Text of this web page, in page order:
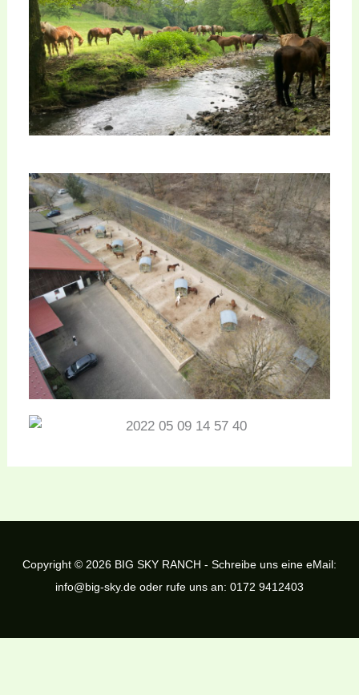
Copyright © 2026 BIG SKY RANCH - Schreibe uns eine eMail:
info@big-sky.de oder rufe uns an: 0172 9412403